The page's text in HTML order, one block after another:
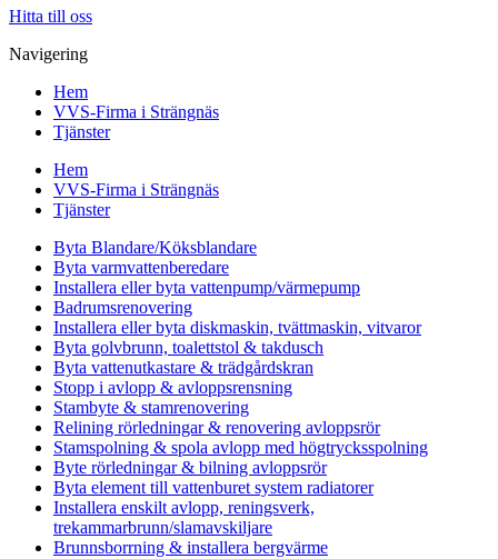
Hitta till oss
Navigering
Hem
VVS-Firma i Strängnäs
Tjänster
Hem
VVS-Firma i Strängnäs
Tjänster
Byta Blandare/Köksblandare
Byta varmvattenberedare
Installera eller byta vattenpump/värmepump
Badrumsrenovering
Installera eller byta diskmaskin, tvättmaskin, vitvaror
Byta golvbrunn, toalettstol & takdusch
Byta vattenutkastare & trädgårdskran
Stopp i avlopp & avloppsrensning
Stambyte & stamrenovering
Relining rörledningar & renovering avloppsrör
Stamspolning & spola avlopp med högtrycksspolning
Byte rörledningar & bilning avloppsrör
Byta element till vattenburet system radiatorer
Installera enskilt avlopp, reningsverk,
trekammarbrunn/slamavskiljare
Brunnsborrning & installera bergvärme